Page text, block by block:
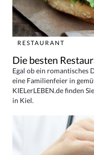
RESTAURANT
Die besten
Egal ob ein romantisches
eine Familienfeier in
KIELerLEBEN.de finden
in Kiel.